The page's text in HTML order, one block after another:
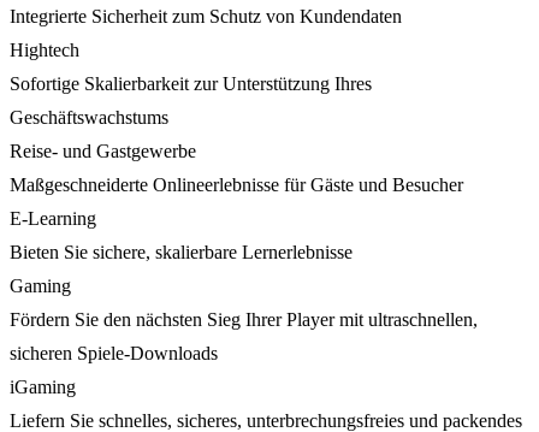
Integrierte Sicherheit zum Schutz von Kundendaten
Hightech
Sofortige Skalierbarkeit zur Unterstützung Ihres
Geschäftswachstums
Reise- und Gastgewerbe
Maßgeschneiderte Onlineerlebnisse für Gäste und Besucher
E-Learning
Bieten Sie sichere, skalierbare Lernerlebnisse
Gaming
Fördern Sie den nächsten Sieg Ihrer Player mit ultraschnellen,
sicheren Spiele-Downloads
iGaming
Liefern Sie schnelles, sicheres, unterbrechungsfreies und packendes